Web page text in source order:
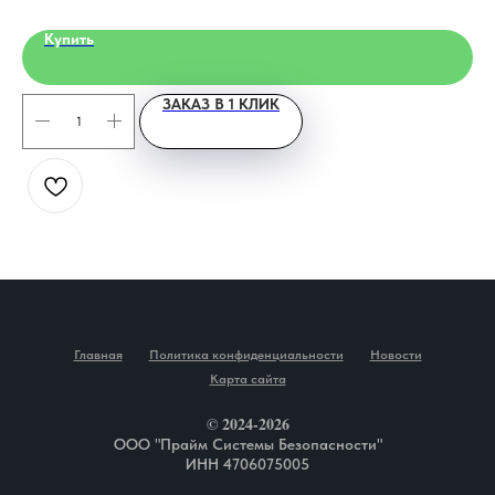
Купить
ЗАКАЗ В 1 КЛИК
Главная Политика конфиденциальности
Новости
Карта сайта
© 2024-2026
ООО "Прайм Системы Безопасности"
ИНН 4706075005